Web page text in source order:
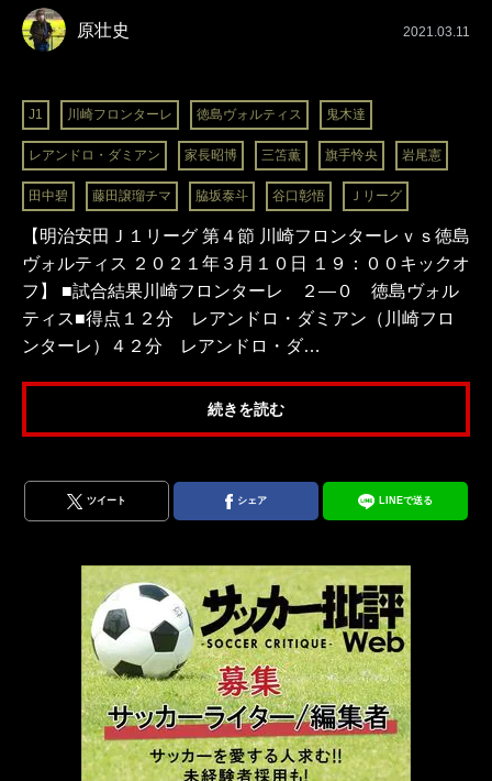
原壮史 2021.03.11
J1 川崎フロンターレ 徳島ヴォルティス 鬼木達
レアンドロ・ダミアン 家長昭博 三笘薫 旗手怜央 岩尾憲
田中碧 藤田譲瑠チマ 脇坂泰斗 谷口彰悟 Ｊリーグ
【明治安田Ｊ１リーグ 第４節 川崎フロンターレｖｓ徳島
ヴォルティス ２０２１年３月１０日 １９：００キックオ
フ】 ■試合結果川崎フロンターレ ２―０ 徳島ヴォル
ティス■得点１２分 レアンドロ・ダミアン（川崎フロ
ンターレ）４２分 レアンドロ・ダ…
続きを読む
ツイート シェア LINEで送る